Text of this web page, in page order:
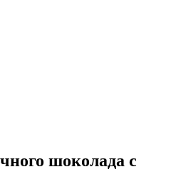
шоколада с